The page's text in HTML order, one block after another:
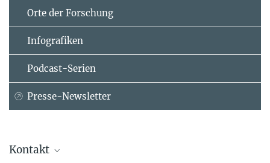
Orte der Forschung
Infografiken
Podcast-Serien
Presse-Newsletter
Kontakt